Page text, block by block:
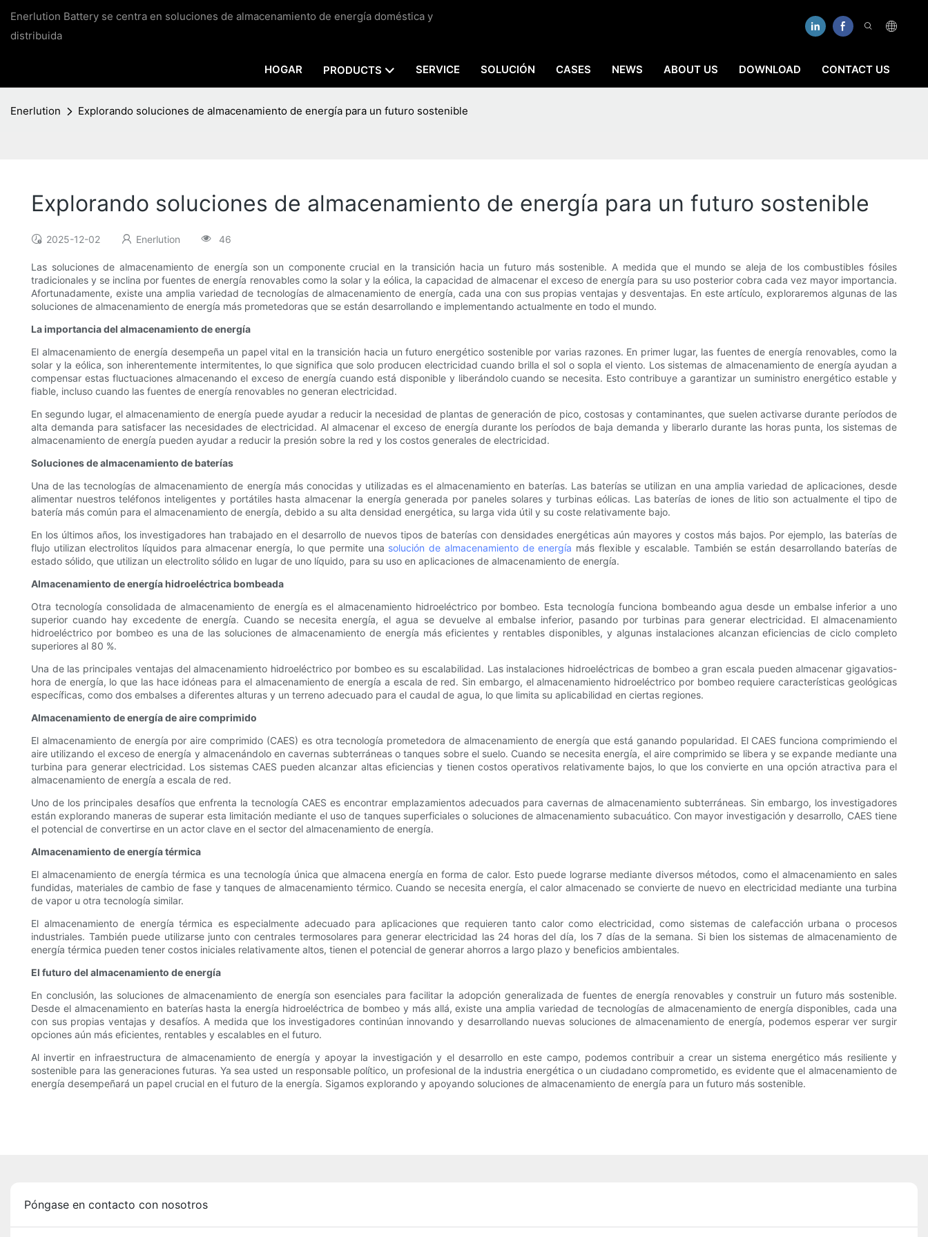
Enerlution Battery se centra en soluciones de almacenamiento de energía doméstica y
distribuida
HOGAR PRODUCTS SERVICE SOLUCIÓN CASES NEWS ABOUT US DOWNLOAD CONTACT US
Enerlution Explorando soluciones de almacenamiento de energía para un futuro sostenible
Explorando soluciones de almacenamiento de energía para un futuro sostenible
2025-12-02 Enerlution 46
Las soluciones de almacenamiento de energía son un componente crucial en la transición hacia un futuro más sostenible. A medida que el mundo se aleja de los combustibles fósiles
tradicionales y se inclina por fuentes de energía renovables como la solar y la eólica, la capacidad de almacenar el exceso de energía para su uso posterior cobra cada vez mayor importancia.
Afortunadamente, existe una amplia variedad de tecnologías de almacenamiento de energía, cada una con sus propias ventajas y desventajas. En este artículo, exploraremos algunas de las
soluciones de almacenamiento de energía más prometedoras que se están desarrollando e implementando actualmente en todo el mundo.
La importancia del almacenamiento de energía
El almacenamiento de energía desempeña un papel vital en la transición hacia un futuro energético sostenible por varias razones. En primer lugar, las fuentes de energía renovables, como la
solar y la eólica, son inherentemente intermitentes, lo que significa que solo producen electricidad cuando brilla el sol o sopla el viento. Los sistemas de almacenamiento de energía ayudan a
compensar estas fluctuaciones almacenando el exceso de energía cuando está disponible y liberándolo cuando se necesita. Esto contribuye a garantizar un suministro energético estable y
fiable, incluso cuando las fuentes de energía renovables no generan electricidad.
En segundo lugar, el almacenamiento de energía puede ayudar a reducir la necesidad de plantas de generación de pico, costosas y contaminantes, que suelen activarse durante períodos de
alta demanda para satisfacer las necesidades de electricidad. Al almacenar el exceso de energía durante los períodos de baja demanda y liberarlo durante las horas punta, los sistemas de
almacenamiento de energía pueden ayudar a reducir la presión sobre la red y los costos generales de electricidad.
Soluciones de almacenamiento de baterías
Una de las tecnologías de almacenamiento de energía más conocidas y utilizadas es el almacenamiento en baterías. Las baterías se utilizan en una amplia variedad de aplicaciones, desde
alimentar nuestros teléfonos inteligentes y portátiles hasta almacenar la energía generada por paneles solares y turbinas eólicas. Las baterías de iones de litio son actualmente el tipo de
batería más común para el almacenamiento de energía, debido a su alta densidad energética, su larga vida útil y su coste relativamente bajo.
En los últimos años, los investigadores han trabajado en el desarrollo de nuevos tipos de baterías con densidades energéticas aún mayores y costos más bajos. Por ejemplo, las baterías de
flujo utilizan electrolitos líquidos para almacenar energía, lo que permite una solución de almacenamiento de energía más flexible y escalable. También se están desarrollando baterías de
estado sólido, que utilizan un electrolito sólido en lugar de uno líquido, para su uso en aplicaciones de almacenamiento de energía.
Almacenamiento de energía hidroeléctrica bombeada
Otra tecnología consolidada de almacenamiento de energía es el almacenamiento hidroeléctrico por bombeo. Esta tecnología funciona bombeando agua desde un embalse inferior a uno
superior cuando hay excedente de energía. Cuando se necesita energía, el agua se devuelve al embalse inferior, pasando por turbinas para generar electricidad. El almacenamiento
hidroeléctrico por bombeo es una de las soluciones de almacenamiento de energía más eficientes y rentables disponibles, y algunas instalaciones alcanzan eficiencias de ciclo completo
superiores al 80 %.
Una de las principales ventajas del almacenamiento hidroeléctrico por bombeo es su escalabilidad. Las instalaciones hidroeléctricas de bombeo a gran escala pueden almacenar gigavatios-
hora de energía, lo que las hace idóneas para el almacenamiento de energía a escala de red. Sin embargo, el almacenamiento hidroeléctrico por bombeo requiere características geológicas
específicas, como dos embalses a diferentes alturas y un terreno adecuado para el caudal de agua, lo que limita su aplicabilidad en ciertas regiones.
Almacenamiento de energía de aire comprimido
El almacenamiento de energía por aire comprimido (CAES) es otra tecnología prometedora de almacenamiento de energía que está ganando popularidad. El CAES funciona comprimiendo el
aire utilizando el exceso de energía y almacenándolo en cavernas subterráneas o tanques sobre el suelo. Cuando se necesita energía, el aire comprimido se libera y se expande mediante una
turbina para generar electricidad. Los sistemas CAES pueden alcanzar altas eficiencias y tienen costos operativos relativamente bajos, lo que los convierte en una opción atractiva para el
almacenamiento de energía a escala de red.
Uno de los principales desafíos que enfrenta la tecnología CAES es encontrar emplazamientos adecuados para cavernas de almacenamiento subterráneas. Sin embargo, los investigadores
están explorando maneras de superar esta limitación mediante el uso de tanques superficiales o soluciones de almacenamiento subacuático. Con mayor investigación y desarrollo, CAES tiene
el potencial de convertirse en un actor clave en el sector del almacenamiento de energía.
Almacenamiento de energía térmica
El almacenamiento de energía térmica es una tecnología única que almacena energía en forma de calor. Esto puede lograrse mediante diversos métodos, como el almacenamiento en sales
fundidas, materiales de cambio de fase y tanques de almacenamiento térmico. Cuando se necesita energía, el calor almacenado se convierte de nuevo en electricidad mediante una turbina
de vapor u otra tecnología similar.
El almacenamiento de energía térmica es especialmente adecuado para aplicaciones que requieren tanto calor como electricidad, como sistemas de calefacción urbana o procesos
industriales. También puede utilizarse junto con centrales termosolares para generar electricidad las 24 horas del día, los 7 días de la semana. Si bien los sistemas de almacenamiento de
energía térmica pueden tener costos iniciales relativamente altos, tienen el potencial de generar ahorros a largo plazo y beneficios ambientales.
El futuro del almacenamiento de energía
En conclusión, las soluciones de almacenamiento de energía son esenciales para facilitar la adopción generalizada de fuentes de energía renovables y construir un futuro más sostenible.
Desde el almacenamiento en baterías hasta la energía hidroeléctrica de bombeo y más allá, existe una amplia variedad de tecnologías de almacenamiento de energía disponibles, cada una
con sus propias ventajas y desafíos. A medida que los investigadores continúan innovando y desarrollando nuevas soluciones de almacenamiento de energía, podemos esperar ver surgir
opciones aún más eficientes, rentables y escalables en el futuro.
Al invertir en infraestructura de almacenamiento de energía y apoyar la investigación y el desarrollo en este campo, podemos contribuir a crear un sistema energético más resiliente y
sostenible para las generaciones futuras. Ya sea usted un responsable político, un profesional de la industria energética o un ciudadano comprometido, es evidente que el almacenamiento de
energía desempeñará un papel crucial en el futuro de la energía. Sigamos explorando y apoyando soluciones de almacenamiento de energía para un futuro más sostenible.
Póngase en contacto con nosotros